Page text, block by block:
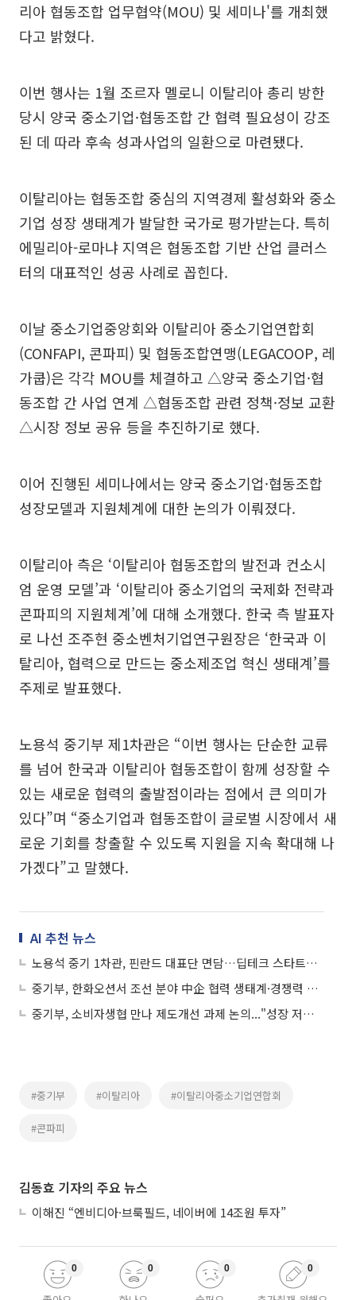
리아 협동조합 업무협약(MOU) 및 세미나'를 개최했
다고 밝혔다.
이번 행사는 1월 조르자 멜로니 이탈리아 총리 방한
당시 양국 중소기업·협동조합 간 협력 필요성이 강조
된 데 따라 후속 성과사업의 일환으로 마련됐다.
이탈리아는 협동조합 중심의 지역경제 활성화와 중소
기업 성장 생태계가 발달한 국가로 평가받는다. 특히
에밀리아-로마냐 지역은 협동조합 기반 산업 클러스
터의 대표적인 성공 사례로 꼽힌다.
이날 중소기업중앙회와 이탈리아 중소기업연합회
(CONFAPI, 콘파피) 및 협동조합연맹(LEGACOOP, 레
가쿱)은 각각 MOU를 체결하고 △양국 중소기업·협
동조합 간 사업 연계 △협동조합 관련 정책·정보 교환
△시장 정보 공유 등을 추진하기로 했다.
이어 진행된 세미나에서는 양국 중소기업·협동조합
성장모델과 지원체계에 대한 논의가 이뤄졌다.
이탈리아 측은 ‘이탈리아 협동조합의 발전과 컨소시
엄 운영 모델’과 ‘이탈리아 중소기업의 국제화 전략과
콘파피의 지원체계’에 대해 소개했다. 한국 측 발표자
로 나선 조주현 중소벤처기업연구원장은 ‘한국과 이
탈리아, 협력으로 만드는 중소제조업 혁신 생태계’를
주제로 발표했다.
노용석 중기부 제1차관은 “이번 행사는 단순한 교류
를 넘어 한국과 이탈리아 협동조합이 함께 성장할 수
있는 새로운 협력의 출발점이라는 점에서 큰 의미가
있다”며 “중소기업과 협동조합이 글로벌 시장에서 새
로운 기회를 창출할 수 있도록 지원을 지속 확대해 나
가겠다”고 말했다.
AI 추천 뉴스
노용석 중기 1차관, 핀란드 대표단 면담…딥테크 스타트업 협력 요청
중기부, 한화오션서 조선 분야 中企 협력 생태계·경쟁력 강화 방안 논의
중기부, 소비자생협 만나 제도개선 과제 논의..."성장 저변 확대 위해 노력"
#중기부 #이탈리아 #이탈리아중소기업연합회
#콘파피
김동효 기자의 주요 뉴스
이해진 “엔비디아·브룩필드, 네이버에 14조원 투자”
0 0 0 0